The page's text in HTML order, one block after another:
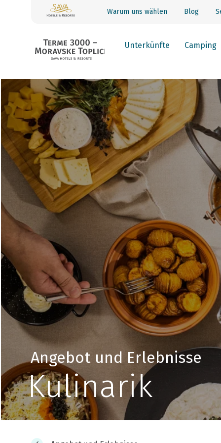
Warum uns wählen Blog
Unterkünfte Camping
Angebot und Erlebnisse
Kulinarik